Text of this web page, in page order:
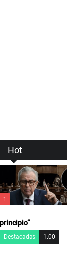
Hot
1
principio”
Destacadas 1.00